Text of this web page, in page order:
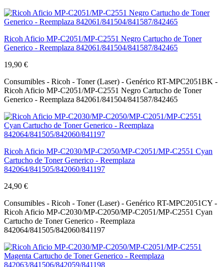
Ricoh Aficio MP-C2051/MP-C2551 Negro Cartucho de Toner
Generico - Reemplaza 842061/841504/841587/842465
19,90 €
Consumibles - Ricoh - Toner (Laser) - Genérico RT-MPC2051BK -
Ricoh Aficio MP-C2051/MP-C2551 Negro Cartucho de Toner
Generico - Reemplaza 842061/841504/841587/842465
Ricoh Aficio MP-C2030/MP-C2050/MP-C2051/MP-C2551 Cyan
Cartucho de Toner Generico - Reemplaza
842064/841505/842060/841197
24,90 €
Consumibles - Ricoh - Toner (Laser) - Genérico RT-MPC2051CY -
Ricoh Aficio MP-C2030/MP-C2050/MP-C2051/MP-C2551 Cyan
Cartucho de Toner Generico - Reemplaza
842064/841505/842060/841197